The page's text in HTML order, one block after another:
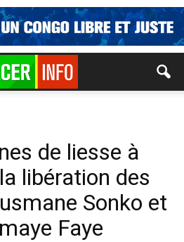
de liesse à
libération des
Sonko et
Faye